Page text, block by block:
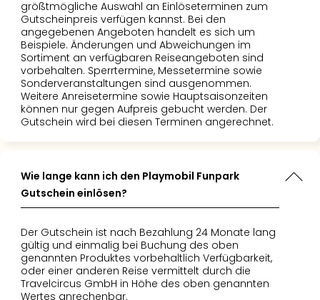
größtmögliche Auswahl an Einlöseterminen zum
Gutscheinpreis verfügen kannst. Bei den
angegebenen Angeboten handelt es sich um
Beispiele. Änderungen und Abweichungen im
Sortiment an verfügbaren Reiseangeboten sind
vorbehalten. Sperrtermine, Messetermine sowie
Sonderveranstaltungen sind ausgenommen.
Weitere Anreisetermine sowie Hauptsaisonzeiten
können nur gegen Aufpreis gebucht werden. Der
Gutschein wird bei diesen Terminen angerechnet.
Wie lange kann ich den Playmobil Funpark
Gutschein einlösen?
Der Gutschein ist nach Bezahlung 24 Monate lang
gültig und einmalig bei Buchung des oben
genannten Produktes vorbehaltlich Verfügbarkeit,
oder einer anderen Reise vermittelt durch die
Travelcircus GmbH in Höhe des oben genannten
Wertes anrechenbar.